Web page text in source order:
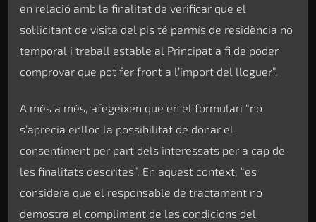
en relació amb la finalitat de verificar que el
sol·licitant de visita del pis té permís de residència no
temporal i treball estable al Principat a fi de poder
comprovar que pot fer front a l’import del lloguer”.
A més a més, afegeixen que en el formulari “no
s’aprecia enlloc la possibilitat de donar el
consentiment per part dels interessats per a cap de
les finalitats descrites”. En aquest context, “es
considera que el responsable de tractament no
demostra el compliment de les condicions del